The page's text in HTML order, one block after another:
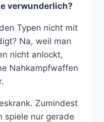
verwunderlich?
Typen nicht mit
Na, weil man
nicht anlockt,
Nahkampfwaffen
Zumindest
spiele nur gerade